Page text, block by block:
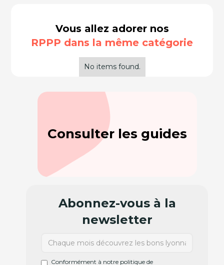
Vous allez adorer nos
RPPP dans la même catégorie
No items found.
Consulter les guides
Abonnez-vous à la
newsletter
Conformément à notre politique de